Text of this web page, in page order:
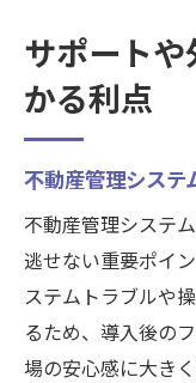
サポート
かる利点
不動産管理システ
不動産管理システ
逃せない重要ポイ
ステムトラブルや
るため、導入後の
場の安心感に大き